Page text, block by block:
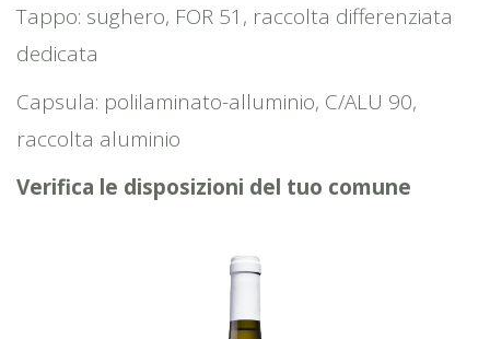
Tappo: sughero, FOR 51, raccolta differenziata
dedicata
Capsula: polilaminato-alluminio, C/ALU 90,
raccolta aluminio
Verifica le disposizioni del tuo comune